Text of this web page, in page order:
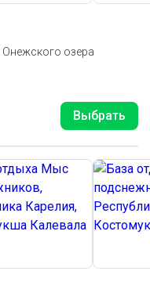
Онежского озера
Выбрать